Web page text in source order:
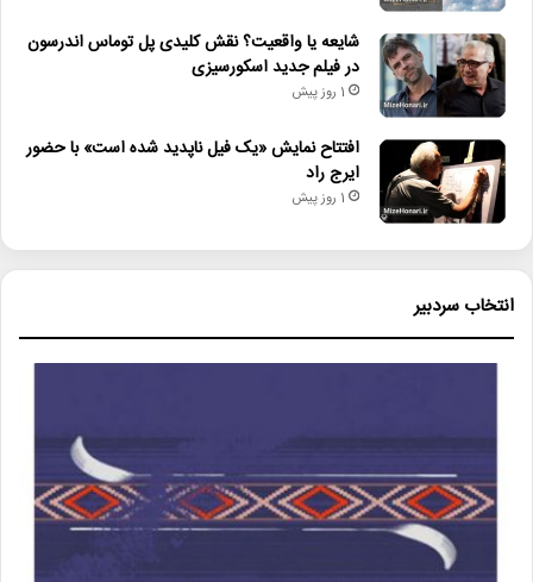
شایعه یا واقعیت؟ نقش کلیدی پل توماس اندرسون
در فیلم جدید اسکورسیزی
1 روز پیش
افتتاح نمایش «یک فیل ناپدید شده است» با حضور
ایرج راد
1 روز پیش
انتخاب سردبیر